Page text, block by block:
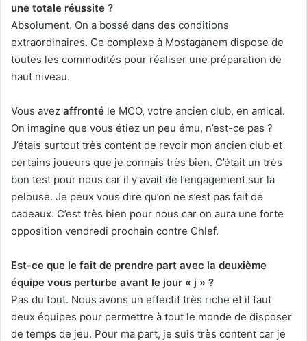
une totale réussite ?
Absolument. On a bossé dans des conditions
extraordinaires. Ce complexe à Mostaganem dispose de
toutes les commodités pour réaliser une préparation de
haut niveau.
Vous avez affronté le MCO, votre ancien club, en amical.
On imagine que vous étiez un peu ému, n’est-ce pas ?
J’étais surtout très content de revoir mon ancien club et
certains joueurs que je connais très bien. C’était un très
bon test pour nous car il y avait de l’engagement sur la
pelouse. Je peux vous dire qu’on ne s’est pas fait de
cadeaux. C’est très bien pour nous car on aura une forte
opposition vendredi prochain contre Chlef.
Est-ce que le fait de prendre part avec la deuxième
équipe vous perturbe avant le jour « j » ?
Pas du tout. Nous avons un effectif très riche et il faut
deux équipes pour permettre à tout le monde de disposer
de temps de jeu. Pour ma part, je suis très content car je